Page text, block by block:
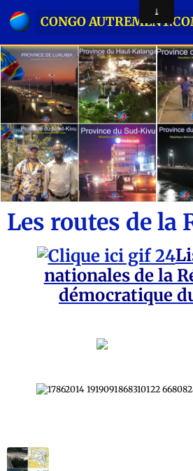
CONGO
Les routes de la
nationales de la
démocratique